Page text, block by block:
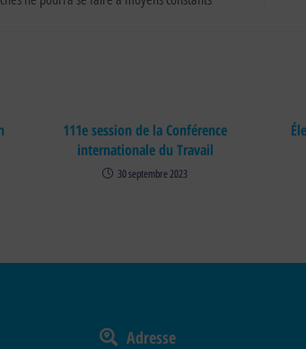
111e session de la Conférence
internationale du Travail
30 septembre 2023
Adresse